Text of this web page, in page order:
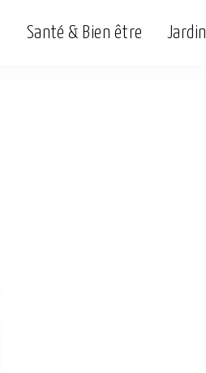
Santé & Bien être Jardin